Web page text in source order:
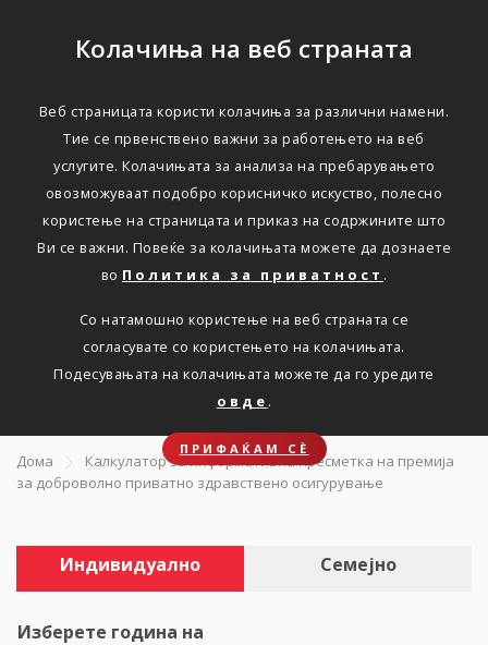
Колачиња на веб страната
Веб страницата користи колачиња за различни намени.
Тие се првенствено важни за работењето на веб
услугите. Колачињата за анализа на пребарувањето
овозможуваат подобро корисничко искуство, полесно
користење на страницата и приказ на содржините што
Ви се важни. Повеќе за колачињата можете да дознаете
во Политика за приватност .
Со натамошно користење на веб страната се
согласувате со користењето на колачињата.
Подесувањата на колачињата можете да го уредите
овде .
ПРИФАЌАМ СЀ
ДОБРОВОЛНО ПРИВАТНО ЗДРАВСТВЕНО
ОСИГУРУВАЊЕ
Направете
информативна
пресметка на премија за
здравствено
осигурување
Дома
Калкулатор за информативна пресметка на премија
за доброволно приватно здравствено осигурување
Индивидуално Семејно
Изберете година на